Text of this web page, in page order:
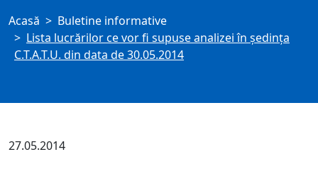
Acasă
Buletine informative
Lista lucrărilor ce vor fi supuse analizei în ședința
C.T.A.T.U. din data de 30.05.2014
27.05.2014